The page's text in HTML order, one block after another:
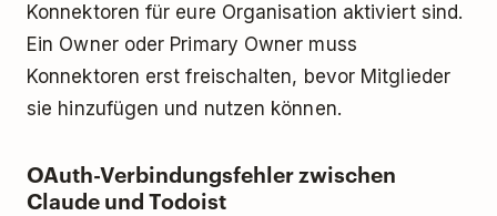
Konnektoren für eure Organisation aktiviert sind.
Ein Owner oder Primary Owner muss
Konnektoren erst freischalten, bevor Mitglieder
sie hinzufügen und nutzen können.
OAuth-Verbindungsfehler zwischen
Claude und Todoist